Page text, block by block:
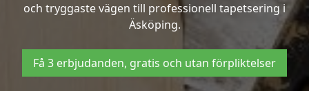
och tryggaste vägen till professionell tapetsering i
Äsköping.
Få 3 erbjudanden, gratis och utan förpliktelser